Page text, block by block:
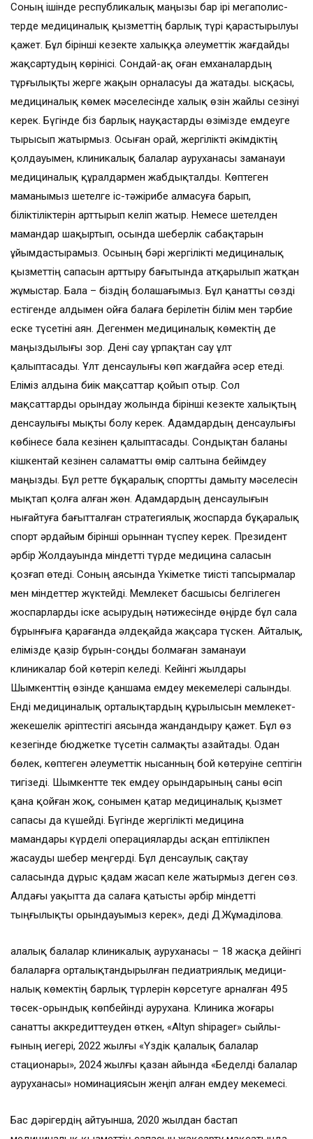
Соның ішінде республикалық маңызы бар ірі мегаполис­
терде медициналық қызметтің барлық түрі қарастырылуы
қажет. Бұл бірінші кезекте халыққа әлеуметтік жағдайды
жақсартудың көріні­сі. Сондай-ақ оған емханалардың
тұрғы­лықты жерге жақын орналасуы да жатады. Қысқасы,
медициналық көмек мәселесінде халық өзін жайлы сезінуі
керек. Бүгінде біз барлық науқастарды өзімізде емдеуге
тырысып жатырмыз. Осыған орай, жергілікті әкімдіктің
қолдауымен, клини­калық балалар ауруханасы заманауи
меди­циналық құралдармен жабдықталды. Көп­теген
маманымыз шетелге іс-тәжі­ри­бе алмасуға барып,
біліктіліктерін арт­ты­рып келіп жатыр. Немесе шетелден
мамандар шақыртып, осында шеберлік сабақтарын
ұйымдастырамыз. Осының бәрі жергілікті медициналық
қызметтің сапасын арттыру бағытында атқарылып жатқан
жұмыстар. Бала – біздің болашағымыз. Бұл қанатты сөзді
естігенде алдымен ойға балаға берілетін білім мен тәрбие
еске түсетіні аян. Дегенмен медициналық көмек­тің де
маңыздылығы зор. Дені сау ұрпақтан сау ұлт
қалыптасады. Ұлт денсаулығы көп жағдайға әсер етеді.
Еліміз алдына биік мақсаттар қойып отыр. Сол
мақсаттарды орындау жолында бірінші кезекте халықтың
денсаулығы мықты болу керек. Адамдардың денсаулығы
көбінесе бала кезінен қалыптасады. Сондықтан баланы
кішкентай кезінен саламатты өмір салтына бейімдеу
маңызды. Бұл ретте бұқаралық спортты дамыту мәселесін
мықтап қолға алған жөн. Адамдардың денсаулығын
нығайтуға бағытталған стратегиялық жос­парда бұқаралық
спорт әрдайым бірінші орыннан түспеу керек. Президент
әрбір Жолдауында міндетті түрде медицина саласын
қозғап өтеді. Соның аясында Үкіметке тиісті тапсырмалар
мен міндеттер жүктейді. Мемлекет басшысы белгілеген
жоспарларды іске асырудың нәтижесінде өңірде бұл сала
бұрынғыға қарағанда әлдеқайда жақсара түскен. Айталық,
елімізде қазір бұрын-соңды болмаған заманауи
клиникалар бой көтеріп келеді. Кейінгі жылдары
Шымкенттің өзінде қаншама емдеу мекемелері салынды.
Енді медициналық орталықтардың құрылысын мемлекет-
жекешелік әріптестігі аясында жандандыру қажет. Бұл өз
кезегінде бюджетке түсетін салмақты азайтады. Одан
бөлек, көптеген әлеуметтік нысанның бой көтеруіне септігін
тигізеді. Шымкентте тек емдеу орындарының саны өсіп
қана қойған жоқ, сонымен қатар медициналық қызмет
сапасы да күшейді. Бүгінде жергілікті медицина
мамандары күрделі операцияларды асқан ептілікпен
жасауды шебер меңгерді. Бұл денсаулық сақтау
саласында дұрыс қадам жасап келе жатырмыз деген сөз.
Алдағы уақытта да салаға қатысты әрбір міндетті
тыңғылықты орындауымыз керек», деді Д.Жұмаділова.
Қ
алалық балалар клиникалық ауруханасы – 18 жасқа дейінгі
балаларға орта­лықтандырылған педиатриялық медици­
налық көмектің барлық түрлерін көрсетуге арналған 495
төсек-орындық көпбейінді ауру­хана. Клиника жоғары
санатты аккредиттеуден өткен, «Altyn shipager» сыйлы­
ғының иегері, 2022 жылғы «Үздік қалалық балалар
стационары», 2024 жылғы қазан айын­да «Беделді балалар
ауруханасы» номинациясын жеңіп алған емдеу мекемесі.
Бас дәрігердің айтуынша, 2020 жылдан бастап